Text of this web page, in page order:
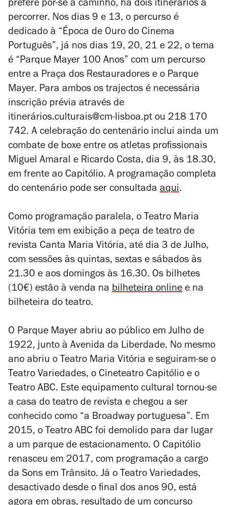
prefere pôr-se a caminho, há dois itinerários a
percorrer. Nos dias 9 e 13, o percurso é
dedicado à “Época de Ouro do Cinema
Português”, já nos dias 19, 20, 21 e 22, o tema
é “Parque Mayer 100 Anos” com um percurso
entre a Praça dos Restauradores e o Parque
Mayer. Para ambos os trajectos é necessária
inscrição prévia através de
itinerários.culturais@cm-lisboa.pt ou 218 170
742. A celebração do centenário inclui ainda um
combate de boxe entre os atletas profissionais
Miguel Amaral e Ricardo Costa, dia 9, às 18.30,
em frente ao Capitólio. A programação completa
do centenário pode ser consultada aqui.
Como programação paralela, o Teatro Maria
Vitória tem em exibição a peça de teatro de
revista Canta Maria Vitória, até dia 3 de Julho,
com sessões às quintas, sextas e sábados às
21.30 e aos domingos às 16.30. Os bilhetes
(10€) estão à venda na bilheteira online e na
bilheteira do teatro.
O Parque Mayer abriu ao público em Julho de
1922, junto à Avenida da Liberdade. No mesmo
ano abriu o Teatro Maria Vitória e seguiram-se o
Teatro Variedades, o Cineteatro Capitólio e o
Teatro ABC. Este equipamento cultural tornou-se
a casa do teatro de revista e chegou a ser
conhecido como “a Broadway portuguesa”. Em
2015, o Teatro ABC foi demolido para dar lugar
a um parque de estacionamento. O Capitólio
renasceu em 2017, com programação a cargo
da Sons em Trânsito. Já o Teatro Variedades,
desactivado desde o final dos anos 90, está
agora em obras, resultado de um concurso